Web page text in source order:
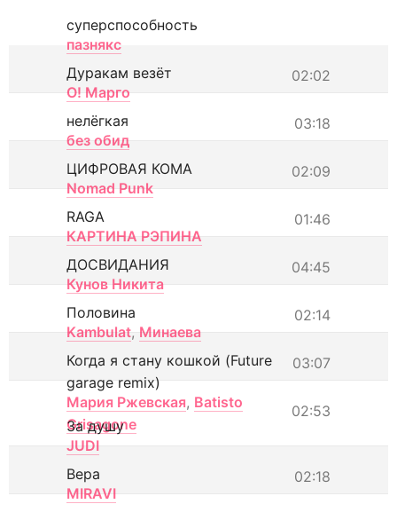
суперспособность
пазнякс
02:02
Дуракам везёт
О! Марго
03:18
нелёгкая
без обид
02:09
ЦИФРОВАЯ КОМА
Nomad Punk
01:46
RAGA
КАРТИНА РЭПИНА
04:45
ДОСВИДАНИЯ
Кунов Никита
02:14
Половина
Kambulat, Минаева
03:07
Когда я стану кошкой (Future
garage remix)
Мария Ржевская, Batisto
Grisagone
02:53
За душу
JUDI
02:18
Вера
MIRAVI